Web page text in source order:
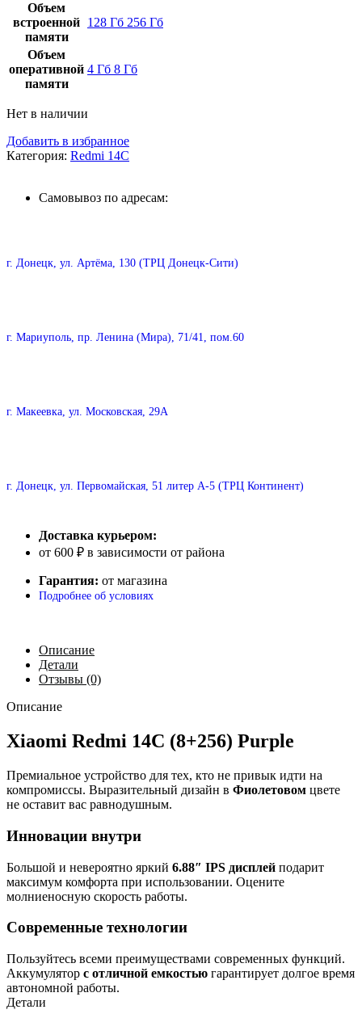
Объем
встроенной
памяти
128 Гб 256 Гб
Объем
оперативной
памяти
4 Гб 8 Гб
Нет в наличии
Добавить в избранное
Категория: Redmi 14C
Самовывоз по адресам:
г. Донецк, ул. Артёма, 130 (ТРЦ Донецк-Сити)
г. Мариуполь, пр. Ленина (Мира), 71/41, пом.60
г. Макеевка, ул. Московская, 29А
г. Донецк, ул. Первомайская, 51 литер А-5 (ТРЦ Континент)
Доставка курьером:
от 600 ₽ в зависимости от района
Гарантия: от магазина
Подробнее об условиях
Описание
Детали
Отзывы (0)
Описание
Xiaomi Redmi 14C (8+256) Purple
Премиальное устройство для тех, кто не привык идти на
компромиссы. Выразительный дизайн в Фиолетовом цвете
не оставит вас равнодушным.
Инновации внутри
Большой и невероятно яркий 6.88″ IPS дисплей подарит
максимум комфорта при использовании. Оцените
молниеносную скорость работы.
Современные технологии
Пользуйтесь всеми преимуществами современных функций.
Аккумулятор с отличной емкостью гарантирует долгое время
автономной работы.
Детали